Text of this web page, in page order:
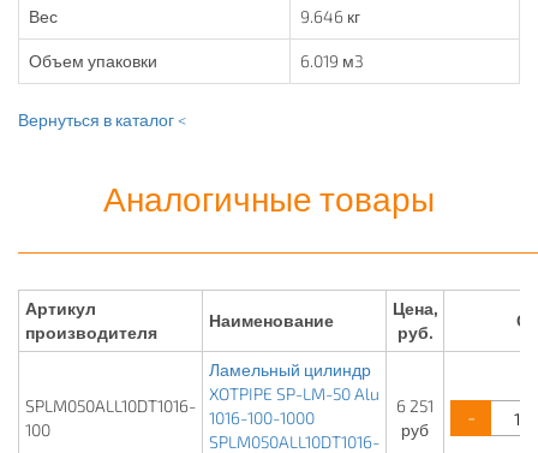
Вес 9.646 кг
Объем упаковки 6.019 м3
Вернуться в каталог <
Аналогичные товары
Артикул
производителя
Наименование
Цена,
руб.
SPLM050ALL10DT1016-
100
Ламельный цилиндр
XOTPIPE SP-LM-50 Alu
1016-100-1000
SPLM050ALL10DT1016-
6 251
руб
-